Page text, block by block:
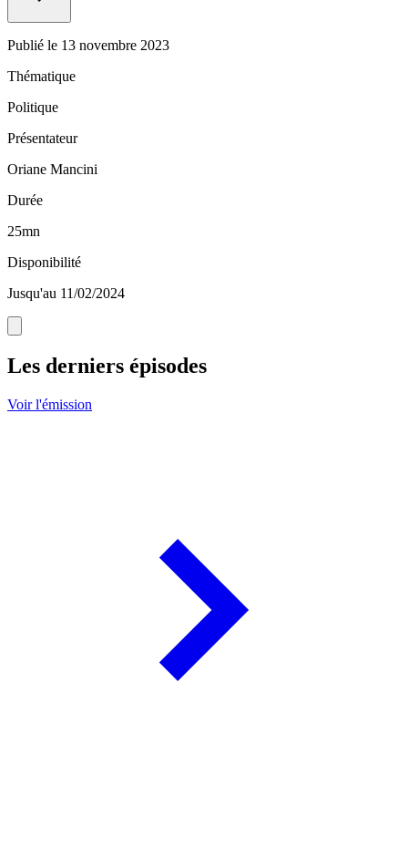
Publié le 13 novembre 2023
Thématique
Politique
Présentateur
Oriane Mancini
Durée
25mn
Disponibilité
Jusqu'au 11/02/2024
Les derniers épisodes
Voir l'émission